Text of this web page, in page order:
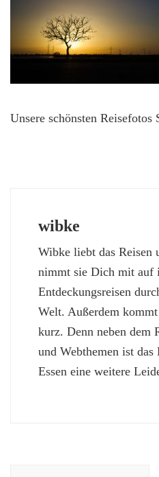
Unsere schönsten
wibke
Wibke liebt das Reisen
nimmt sie Dich mit auf
Entdeckungsreisen
Welt. Außerdem
kurz. Denn neben dem
und Webthemen ist
Essen eine weitere